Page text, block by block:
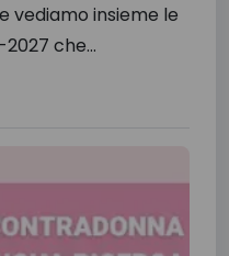
vediamo insieme le
che...